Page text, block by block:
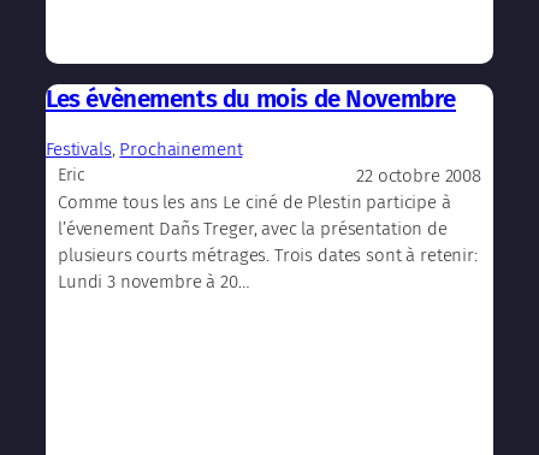
Les évènements du mois de Novembre
Festivals, Prochainement
Eric
22 octobre 2008
Comme tous les ans Le ciné de Plestin participe à
l’évenement Dañs Treger, avec la présentation de
plusieurs courts métrages. Trois dates sont à retenir:
Lundi 3 novembre à 20…